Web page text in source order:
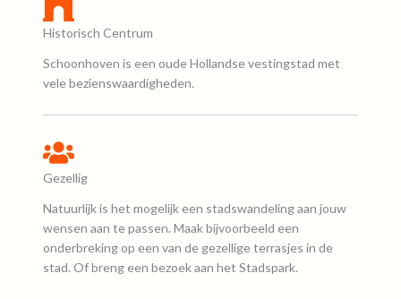
Historisch Centrum
Schoonhoven is een oude Hollandse vestingstad met
vele bezienswaardigheden.
Gezellig
Natuurlijk is het mogelijk een stadswandeling aan jouw
wensen aan te passen. Maak bijvoorbeeld een
onderbreking op een van de gezellige terrasjes in de
stad. Of breng een bezoek aan het Stadspark.